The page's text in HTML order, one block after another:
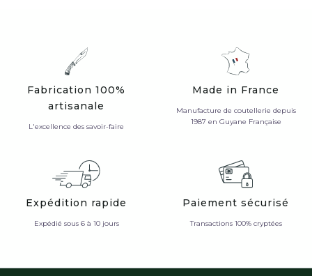
Fabrication 100%
artisanale
L'excellence des savoir-faire
Made in France
Manufacture de coutellerie depuis
1987 en Guyane Française
Expédition rapide
Expédié sous 6 à 10 jours
Paiement sécurisé
Transactions 100% cryptées